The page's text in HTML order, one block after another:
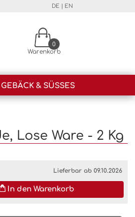
DE | EN
unsere Produkte und
Warenkorb
0
GEBÄCK & SÜSSES
Lose Ware - 2 Kg
Lieferbar ab 09.10.2026
In den Warenkorb